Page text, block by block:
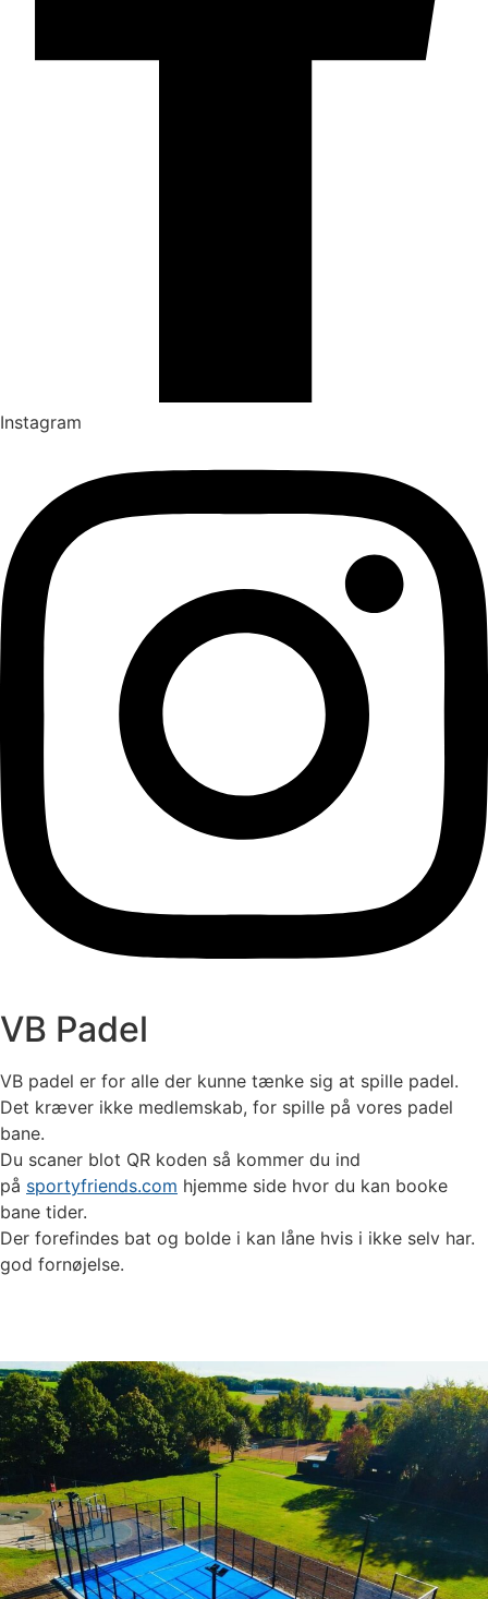
Instagram
VB Padel
VB padel er for alle der kunne tænke sig at spille padel.
Det kræver ikke medlemskab, for spille på vores padel
bane.
Du scaner blot QR koden så kommer du ind
på sportyfriends.com hjemme side hvor du kan booke
bane tider.
Der forefindes bat og bolde i kan låne hvis i ikke selv har.
god fornøjelse.